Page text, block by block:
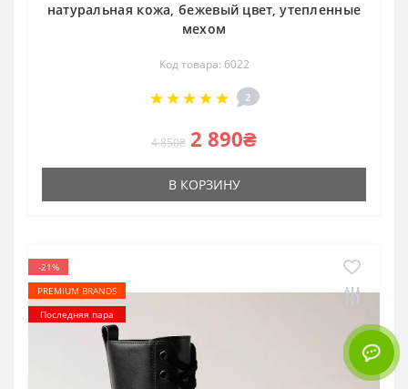
натуральная кожа, бежевый цвет, утепленные
мехом
Код товара: 6022
2
4 850₴ 2 890₴
В КОРЗИНУ
-21%
PREMIUM BRANDS
Последняя пара